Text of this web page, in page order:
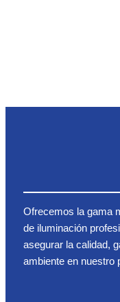
Ofrecemos la gama
de iluminación
asegurar la calidad,
ambiente en nuestro